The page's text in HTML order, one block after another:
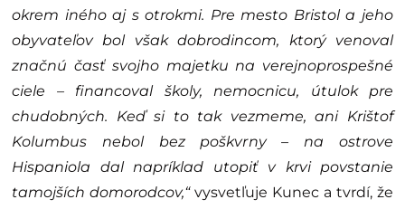
okrem iného aj s otrokmi. Pre mesto Bristol a jeho
obyvateľov bol však dobrodincom, ktorý venoval
značnú časť svojho majetku na verejnoprospešné
ciele – financoval školy, nemocnicu, útulok pre
chudobných. Keď si to tak vezmeme, ani Krištof
Kolumbus nebol bez poškvrny – na ostrove
Hispaniola dal napríklad utopiť v krvi povstanie
tamojších domorodcov,“ vysvetľuje Kunec a tvrdí, že